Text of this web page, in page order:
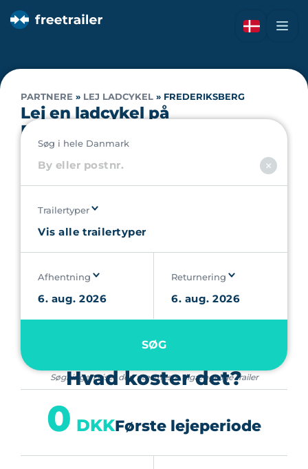
PARTNERE » LEJ LADCYKEL » FREDERIKSBERG
Lej en ladcykel på
Frederiksberg
Søg i hele Danmark
Trailertyper
Afhentning Returnering
SØG
Søgningen viser den nærmeste tilgængelige trailer
Hvad koster det?
0 DKKFørste lejeperiode